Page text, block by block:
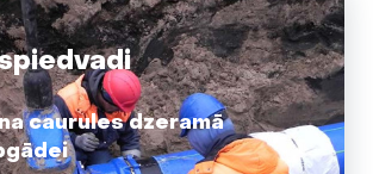
caurules dzeramā